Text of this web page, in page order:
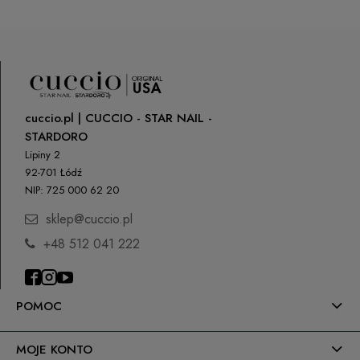
POMOC
MOJE KONTO
cuccio.pl | CUCCIO - STAR NAIL -
STARDORO
Lipiny 2
92-701 Łódź
NIP: 725 000 62 20
sklep@cuccio.pl
+48 512 041 222